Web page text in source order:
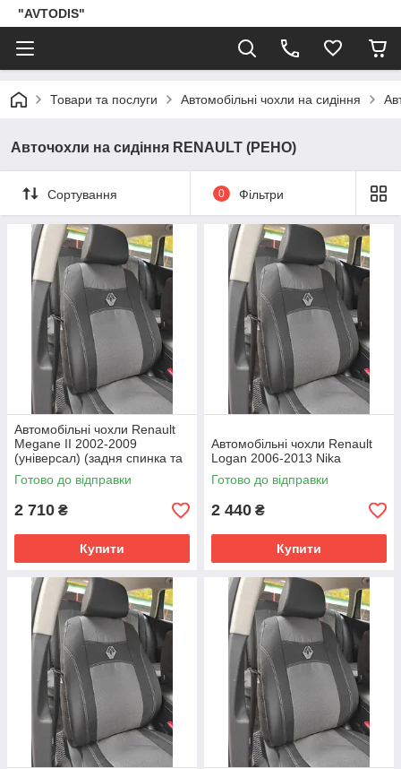
"AVTODIS"
Товари та послуги Автомобільні чохли на сидіння
Авточохли на сидіння RENAULT (РЕНО)
Сортування 0 Фільтри
Автомобільні чохли Renault
Megane II 2002-2009
(універсал) (задня спинка та
сидіння роздільні) Nika
Готово до відправки
2 710 ₴
Купити
Автомобільні чохли Renault
Logan 2006-2013 Nika
Готово до відправки
2 440 ₴
Купити